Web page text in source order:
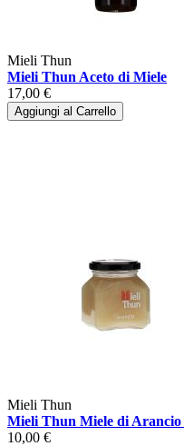
Mieli Thun
Mieli Thun Aceto di Miele
17,00 €
Aggiungi al Carrello
Mieli Thun
Mieli Thun Miele di Arancio
10,00 €